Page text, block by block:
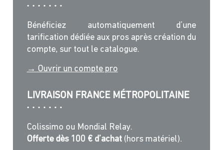
Bénéficiez automatiquement d’une
tarification dédiée aux pros après création du
compte, sur tout le catalogue.
→ Ouvrir un compte pro
LIVRAISON FRANCE MÉTROPOLITAINE
Colissimo ou Mondial Relay.
Offerte dès 100 € d’achat (hors matériel).